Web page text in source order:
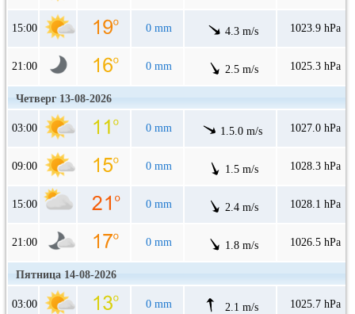
15:00 0 mm 4.3 m/s 1023.9 hPa
21:00 0 mm 2.5 m/s 1025.3 hPa
Четверг 13-08-2026
03:00 0 mm 1.5.0 m/s 1027.0 hPa
09:00 0 mm 1.5 m/s 1028.3 hPa
15:00 0 mm 2.4 m/s 1028.1 hPa
21:00 0 mm 1.8 m/s 1026.5 hPa
Пятница 14-08-2026
03:00 0 mm 2.1 m/s 1025.7 hPa